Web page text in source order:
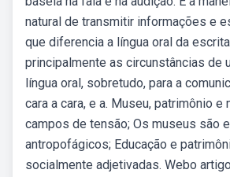
natural de transmitir informações e
que diferencia a língua oral da
principalmente as circunstâncias de
língua oral, sobretudo, para a
cara a cara, e a. Museu, patrimônio e
campos de tensão; Os museus são
antropofágicos; Educação e
socialmente adjetivadas. Webo